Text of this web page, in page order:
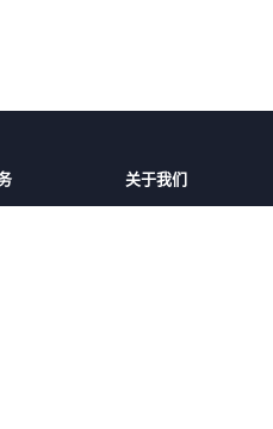
关于我们